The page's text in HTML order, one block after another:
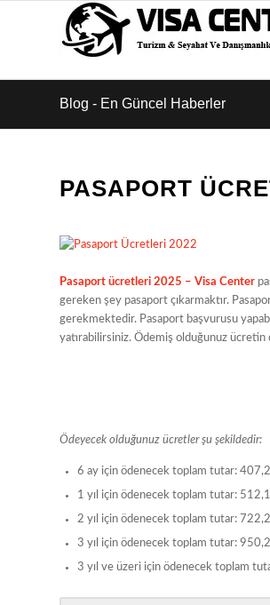
Blog - En Güncel Haberler
PASAPORT
Pasaport ücretleri 2025 – Visa Center
gereken şey pasaport çıkarmaktır.
gerekmektedir. Pasaport başvurusu
yatırabilirsiniz. Ödemiş olduğunuz
Ödeyecek olduğunuz ücretler şu şekildedir:
6 ay için ödenecek toplam tutar:
1 yıl için ödenecek toplam tutar:
2 yıl için ödenecek toplam tutar:
3 yıl için ödenecek toplam tutar:
3 yıl ve üzeri için ödenecek toplam